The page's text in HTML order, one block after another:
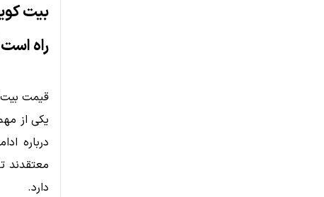
بیت
راه
قیمت
درباره
معتقدند
دارد.